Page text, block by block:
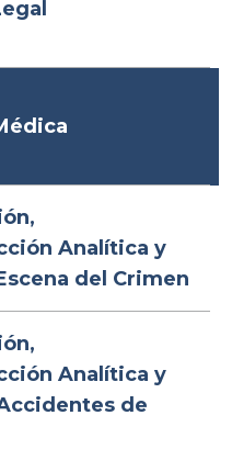
Analítica y
del Crimen
Analítica y
de